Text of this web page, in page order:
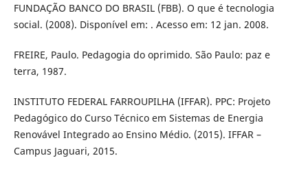
FUNDAÇÃO BANCO DO BRASIL (FBB). O que é tecnologia
social. (2008). Disponível em: . Acesso em: 12 jan. 2008.
FREIRE, Paulo. Pedagogia do oprimido. São Paulo: paz e
terra, 1987.
INSTITUTO FEDERAL FARROUPILHA (IFFAR). PPC: Projeto
Pedagógico do Curso Técnico em Sistemas de Energia
Renovável Integrado ao Ensino Médio. (2015). IFFAR –
Campus Jaguari, 2015.